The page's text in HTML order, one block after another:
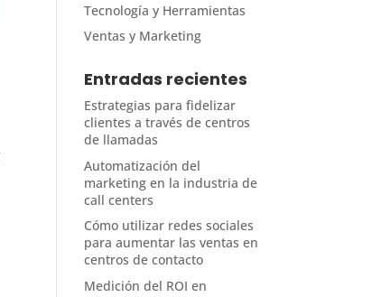
Tecnología y Herramientas
Ventas y Marketing
Entradas recientes
Estrategias para fidelizar
clientes a través de centros
de llamadas
Automatización del
marketing en la industria de
call centers
Cómo utilizar redes sociales
para aumentar las ventas en
centros de contacto
Medición del ROI en